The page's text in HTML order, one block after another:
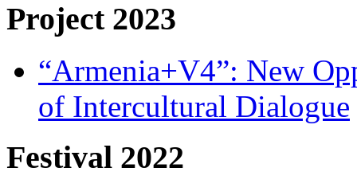
Project 2023
“Armenia+V4”: New
of Intercultural Dialogue
Festival 2022